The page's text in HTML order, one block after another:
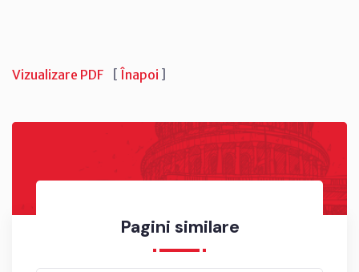
Pagini similare
Vizualizare PDF [ Înapoi ]